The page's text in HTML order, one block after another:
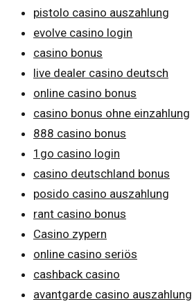
pistolo casino auszahlung
evolve casino login
casino bonus
live dealer casino deutsch
online casino bonus
casino bonus ohne einzahlung
888 casino bonus
1go casino login
casino deutschland bonus
posido casino auszahlung
rant casino bonus
Casino zypern
online casino seriös
cashback casino
avantgarde casino auszahlung